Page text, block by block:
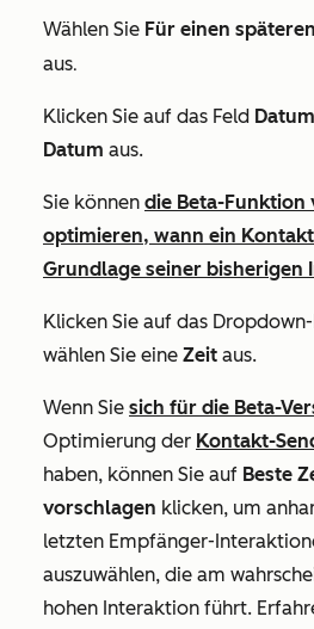
Wählen Sie Für einen
aus.
Klicken Sie auf das Feld Datum
Datum aus.
Sie können die Beta-Funktion
optimieren, wann ein
Grundlage seiner bisherigen
Klicken Sie auf das
wählen Sie eine Zeit aus.
Wenn Sie sich für die Beta-
Optimierung der Kontakt-
haben, können Sie auf Beste
vorschlagen klicken, um
letzten Empfänger-
auszuwählen, die am
hohen Interaktion führt.